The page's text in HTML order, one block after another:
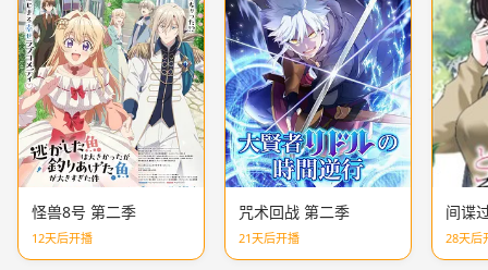
怪兽8号 第二季
12天后开播
咒术回战 第二季
21天后开播
间谍
28天后